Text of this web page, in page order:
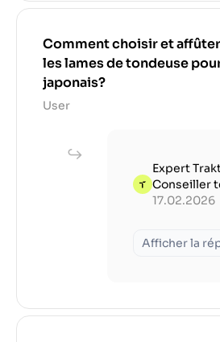
Comment choisir et
les lames de tondeuse
japonais?
User
Expert
Conseiller
17.02.2026
Afficher la